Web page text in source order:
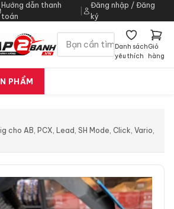
Hướng dẫn thanh
toán
Đăng nhập / Đăng
ký
Danh sách
yêu thích
Giỏ
hàng
PHẨM
cho AB, PCX, Lead, SH Mode, Click, Vario,